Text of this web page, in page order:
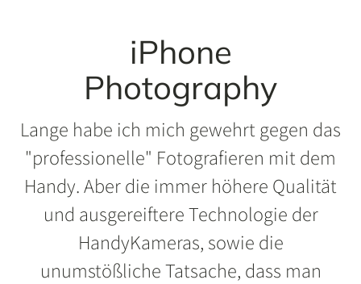
iPhone
Photography
Lange habe ich mich gewehrt gegen das
"professionelle" Fotografieren mit dem
Handy. Aber die immer höhere Qualität
und ausgereiftere Technologie der
HandyKameras, sowie die
unumstößliche Tatsache, dass man